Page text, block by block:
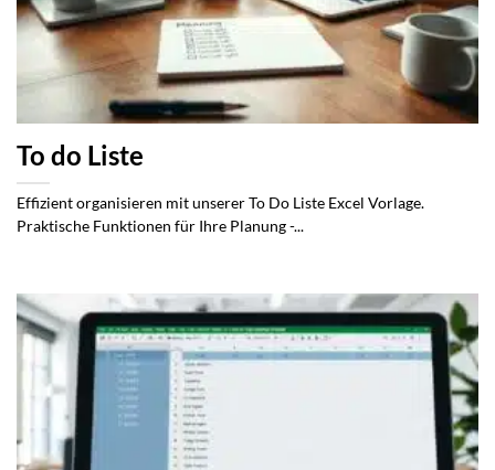
To do Liste
Effizient organisieren mit unserer To Do Liste Excel Vorlage.
Praktische Funktionen für Ihre Planung -...